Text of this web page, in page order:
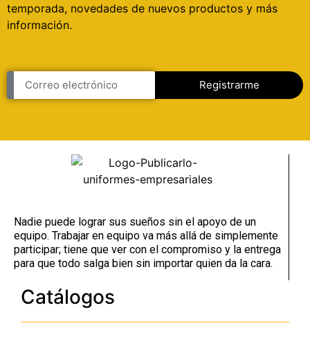
temporada, novedades de nuevos productos y más
información.
Registrarme
Nadie puede lograr sus sueños sin el apoyo de un
equipo. Trabajar en equipo va más allá de simplemente
participar; tiene que ver con el compromiso y la entrega
para que todo salga bien sin importar quien da la cara.
Catálogos